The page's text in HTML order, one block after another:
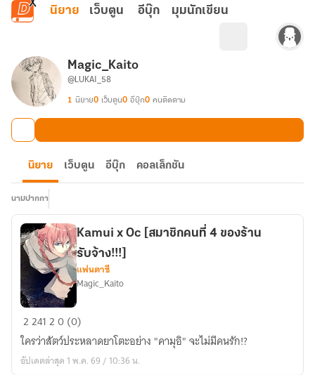
ข้ามไปยังเนื้อหาหลัก
นิยาย เว็บตูน อีบุ๊ก มุมนักเขียน
Magic_Kaito
@LUKAI_58
1 นิยาย0 เว็บตูน0 อีบุ๊ก0 คนติดตาม
นิยาย เว็บตูน อีบุ๊ก คอลเล็กชัน
นามปากกา
Kamui
x
Oc
[สมาชิก
Kamui x Oc [สมาชิกคนที่ 4 ของร้าน
รับจ้าง!!!]
แฟนตาซี
Magic_Kaito
224120 (0)
ใครว่าสัตว์ประหลาดยาโตะอย่าง "คามุอิ" จะไม่มีคนรัก!?
อัปเดตล่าสุด 1 พ.ค. 69 / 10:36 น.